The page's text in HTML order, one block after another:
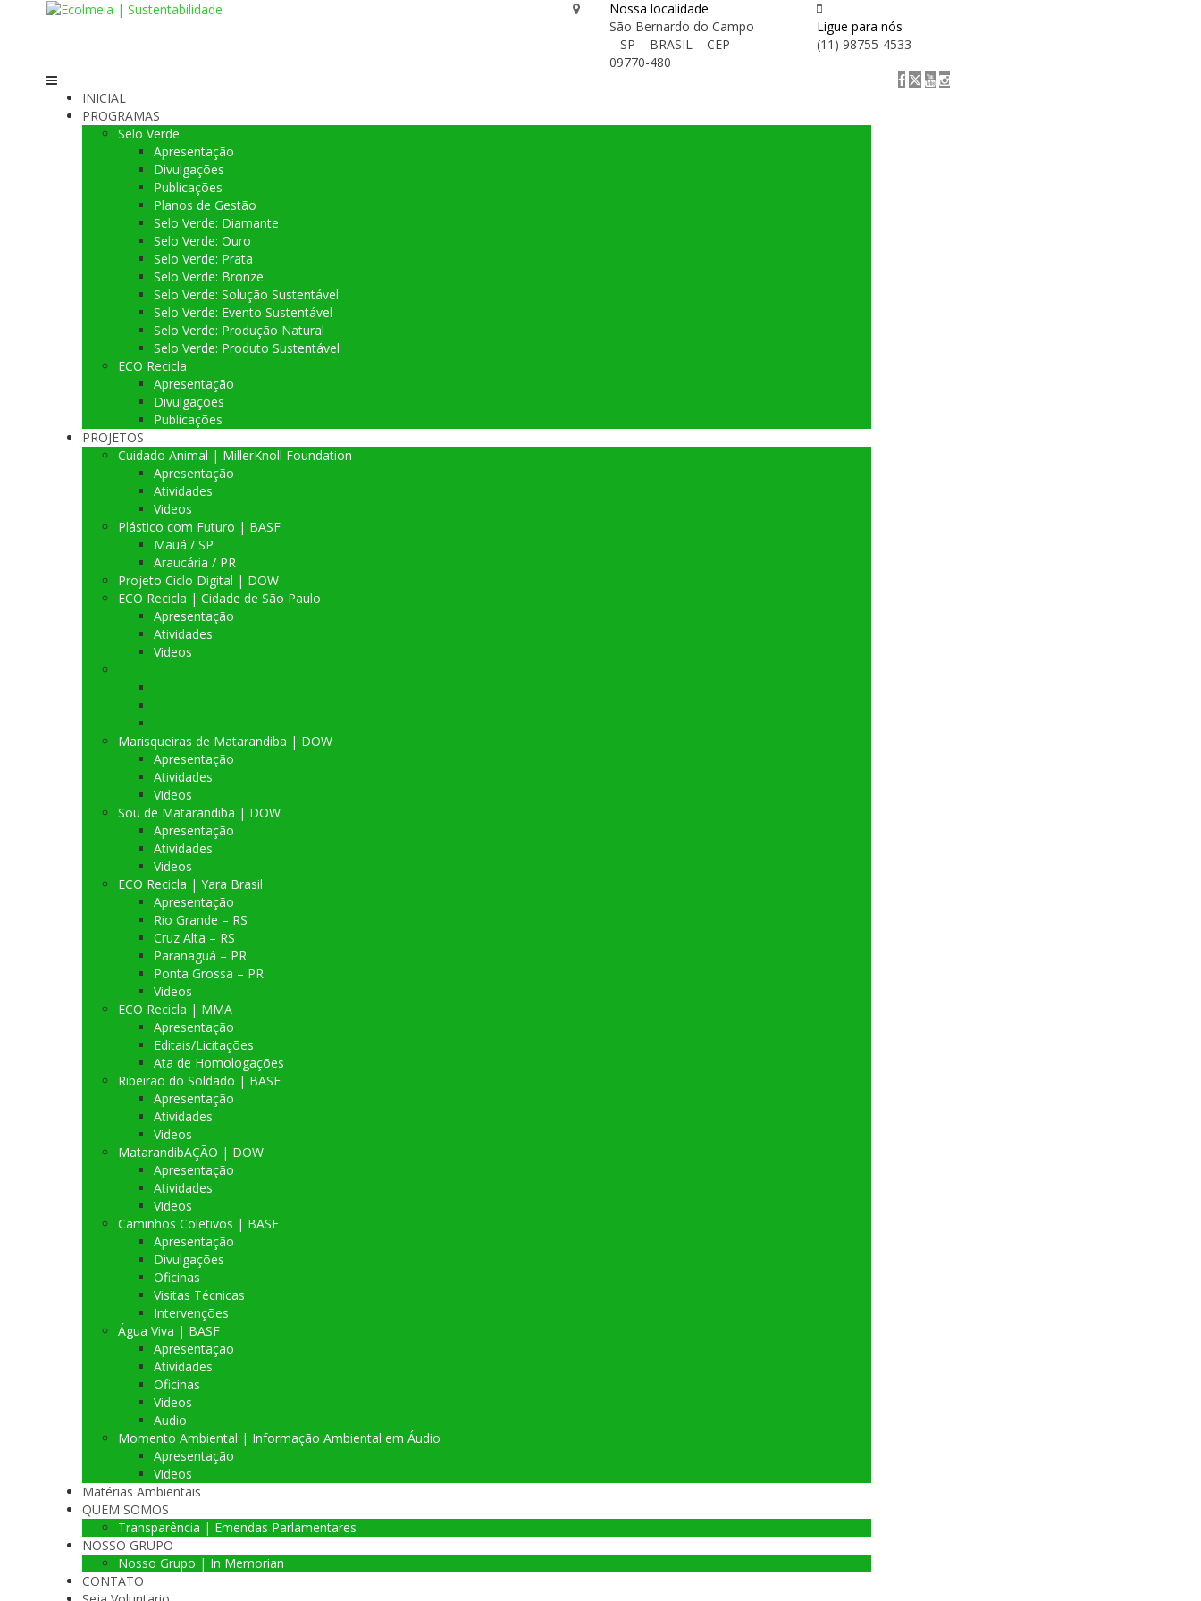
Nossa localidade
São Bernardo do Campo
– SP – BRASIL – CEP
09770-480
Ligue para nós
(11) 98755-4533
INICIAL
PROGRAMAS
Selo Verde
Apresentação
Divulgações
Publicações
Planos de Gestão
Selo Verde: Diamante
Selo Verde: Ouro
Selo Verde: Prata
Selo Verde: Bronze
Selo Verde: Solução Sustentável
Selo Verde: Evento Sustentável
Selo Verde: Produção Natural
Selo Verde: Produto Sustentável
ECO Recicla
Apresentação
Divulgações
Publicações
PROJETOS
Cuidado Animal | MillerKnoll Foundation
Apresentação
Atividades
Videos
Plástico com Futuro | BASF
Mauá / SP
Araucária / PR
Projeto Ciclo Digital | DOW
ECO Recicla | Cidade de São Paulo
Apresentação
Atividades
Videos
Marisqueiras de Matarandiba | DOW
Apresentação
Atividades
Videos
Sou de Matarandiba | DOW
Apresentação
Atividades
Videos
ECO Recicla | Yara Brasil
Apresentação
Rio Grande – RS
Cruz Alta – RS
Paranaguá – PR
Ponta Grossa – PR
Videos
ECO Recicla | MMA
Apresentação
Editais/Licitações
Ata de Homologações
Ribeirão do Soldado | BASF
Apresentação
Atividades
Videos
MatarandibAÇÃO | DOW
Apresentação
Atividades
Videos
Caminhos Coletivos | BASF
Apresentação
Divulgações
Oficinas
Visitas Técnicas
Intervenções
Água Viva | BASF
Apresentação
Atividades
Oficinas
Videos
Audio
Momento Ambiental | Informação Ambiental em Áudio
Apresentação
Videos
Matérias Ambientais
QUEM SOMOS
Transparência | Emendas Parlamentares
NOSSO GRUPO
Nosso Grupo | In Memorian
CONTATO